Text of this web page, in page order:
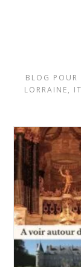
BLOG POUR
LORRAINE,